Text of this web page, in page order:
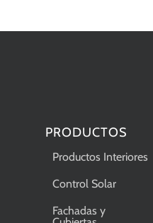
PRODUCTOS
Productos Interiores
Control Solar
Fachadas y